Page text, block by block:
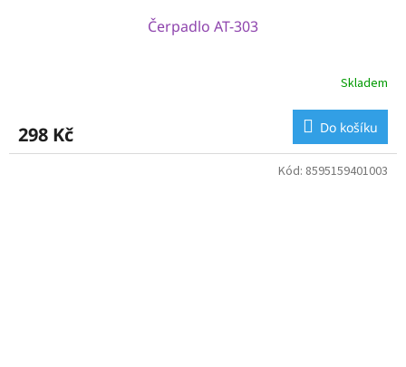
Čerpadlo AT-303
Skladem
298 Kč Do košíku
Kód: 8595159401003